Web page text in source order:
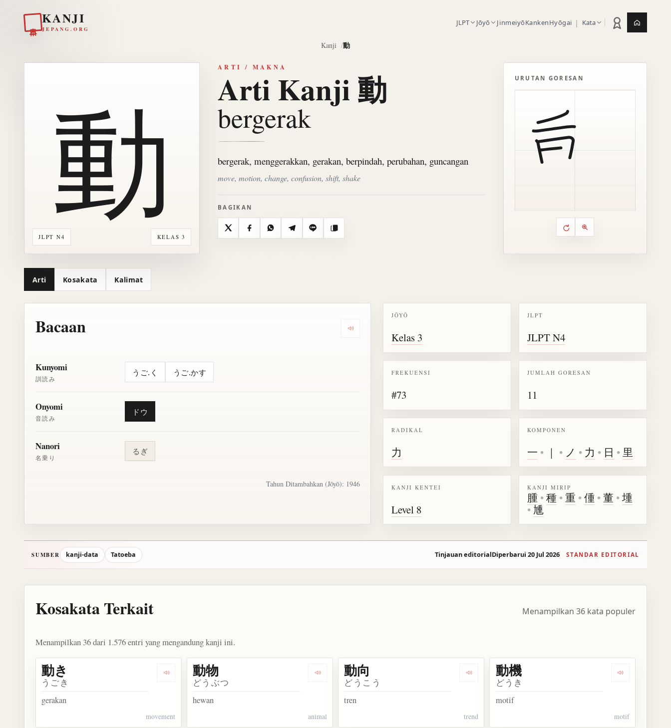
KANJI
JEPANG.ORG
JLPT Jōyō JinmeiyōKankenHyōgai | Kata Statistik latihan
Kanji 動
JLPT N4 KELAS 3
動
ARTI / MAKNA
Arti Kanji 動
bergerak
bergerak, menggerakkan, gerakan, berpindah, perubahan, guncangan
move, motion, change, confusion, shift, shake
BAGIKAN
X FacebookWhatsAppTelegramLine Salin
URUTAN GORESAN
Kontrol animasi urutan
Putar ulang animasi
Perbesar animasi
Arti Kosakata Kalimat
Bacaan Dengarkan semua bacaan untuk kanji 動
Kunyomi
訓読み
うご.く うご.かす
Onyomi
音読み
ドウ
Nanori
名乗り
るぎ
Tahun Ditambahkan (Jōyō): 1946
JŌYŌ
Kelas 3
JLPT
JLPT N4
FREKUENSI
#73
JUMLAH GORESAN
11
RADIKAL
力
KOMPONEN
一 • ｜ • ノ • 力 • 日 • 里
KANJI KENTEI
Level 8
KANJI MIRIP
腫 •種 •重 •偅 •董 •堹
•尰
SUMBER kanji-data Tatoeba Tinjauan editorialDiperbarui 20 Jul 2026 STANDAR EDITORIAL
Kosakata Terkait Menampilkan 36 kata populer
Menampilkan 36 dari 1.576 entri yang mengandung kanji ini.
Dengarkan kosakata 動き
動き
うごき
gerakan
movement
Dengarkan kosakata 動物
動物
どうぶつ
hewan
animal
Dengarkan kosakata 動向
動向
どうこう
tren
trend
Dengarkan
動機
どうき
motif
motif